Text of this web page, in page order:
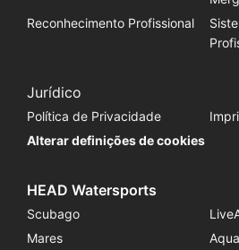
Reconhecimento Profissional
Jurídico
Política de Privacidade
Alterar definições de cookies
HEAD Watersports
Scubago
Mares